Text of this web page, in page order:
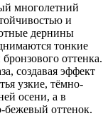
многолетний
и
дернины
тонкие
оттенка.
создавая эффект
узкие, тёмно-
осени, а в
бежевый оттенок.